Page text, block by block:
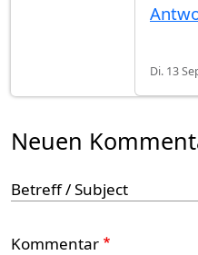
Di. 13
Neuen
Betreff / Subject
Kommentar